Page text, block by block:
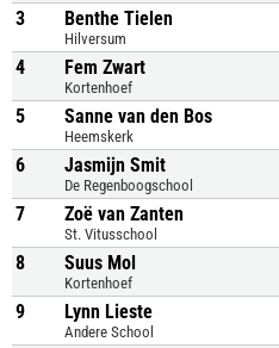
3 Benthe Tielen
Hilversum
4 Fem Zwart
Kortenhoef
5 Sanne van den Bos
Heemskerk
6 Jasmijn Smit
De Regenboogschool
7 Zoë van Zanten
St. Vitusschool
8 Suus Mol
Kortenhoef
9 Lynn Lieste
Andere School